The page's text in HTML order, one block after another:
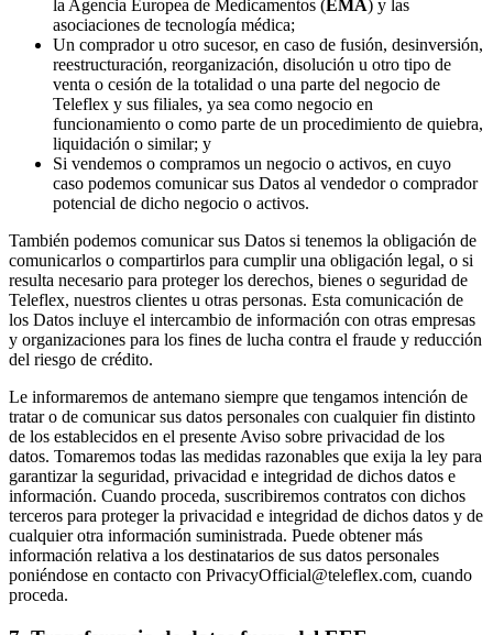
la Agencia Europea de Medicamentos ( EMA) y las
asociaciones de tecnología médica;
Un comprador u otro sucesor, en caso de fusión, desinversión,
reestructuración, reorganización, disolución u otro tipo de
venta o cesión de la totalidad o una parte del negocio de
Teleflex y sus filiales, ya sea como negocio en
funcionamiento o como parte de un procedimiento de quiebra,
liquidación o similar; y
Si vendemos o compramos un negocio o activos, en cuyo
caso podemos comunicar sus Datos al vendedor o comprador
potencial de dicho negocio o activos.
También podemos comunicar sus Datos si tenemos la obligación de
comunicarlos o compartirlos para cumplir una obligación legal, o si
resulta necesario para proteger los derechos, bienes o seguridad de
Teleflex, nuestros clientes u otras personas. Esta comunicación de
los Datos incluye el intercambio de información con otras empresas
y organizaciones para los fines de lucha contra el fraude y reducción
del riesgo de crédito.
Le informaremos de antemano siempre que tengamos intención de
tratar o de comunicar sus datos personales con cualquier fin distinto
de los establecidos en el presente Aviso sobre privacidad de los
datos. Tomaremos todas las medidas razonables que exija la ley para
garantizar la seguridad, privacidad e integridad de dichos datos e
información. Cuando proceda, suscribiremos contratos con dichos
terceros para proteger la privacidad e integridad de dichos datos y de
cualquier otra información suministrada. Puede obtener más
información relativa a los destinatarios de sus datos personales
poniéndose en contacto con PrivacyOfficial@teleflex.com, cuando
proceda.